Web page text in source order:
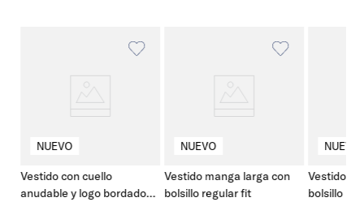
Vestido con cuello
anudable y logo bordado
Vestido manga larga con
bolsillo regular fit
Vestido
bolsillo